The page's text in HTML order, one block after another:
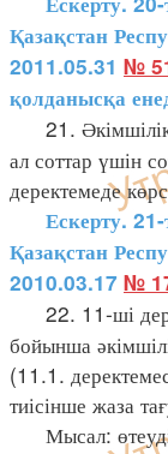
Қазақстан
2011.05.31 №
қолданысқа
21. Әкімшілік
ал соттар үшін
деректемеде
Ескерту. 21-
Қазақстан
2010.03.17 №
22. 11-ші
бойынша
(11.1.
тиісінше жаза
Мысал: